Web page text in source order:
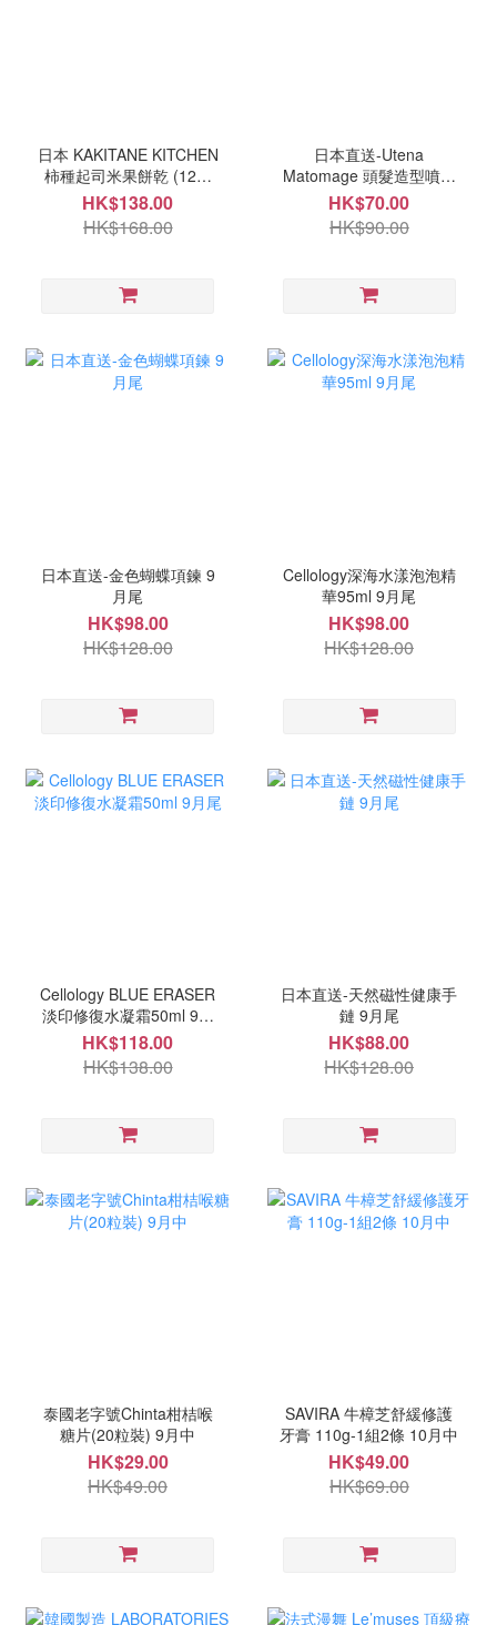
日本 KAKITANE KITCHEN
柿種起司米果餅乾 (12袋
入) 9月尾
HK$138.00
HK$168.00
日本直送-Utena
Matomage 頭髮造型噴霧
100ml 9月尾
HK$70.00
HK$90.00
日本直送-金色蝴蝶項鍊 9
月尾
HK$98.00
HK$128.00
Cellology深海水漾泡泡精
華95ml 9月尾
HK$98.00
HK$128.00
Cellology BLUE ERASER
淡印修復水凝霜50ml 9月
尾
HK$118.00
HK$138.00
日本直送-天然磁性健康手
鏈 9月尾
HK$88.00
HK$128.00
泰國老字號Chinta柑桔喉
糖片(20粒裝) 9月中
HK$29.00
HK$49.00
SAVIRA 牛樟芝舒緩修護
牙膏 110g-1組2條 10月中
HK$49.00
HK$69.00